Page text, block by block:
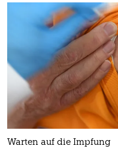
Warten auf die Impfung